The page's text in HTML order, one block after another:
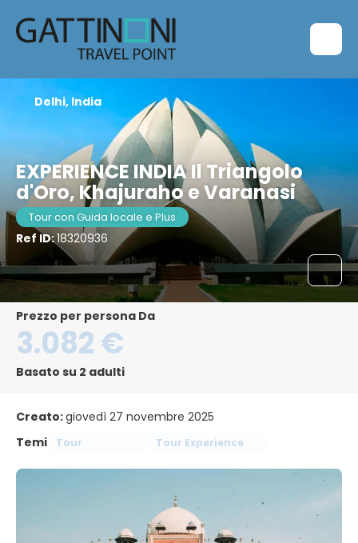
EXPERIENCE INDIA Il Triangolo
d'Oro, Khajuraho e Varanasi
Tour con Guida locale e Plus
Ref ID:18320936
Delhi, India
Prezzo per persona Da
3.082 €
Basato su 2 adulti
Creato:giovedì 27 novembre 2025
Temi
Tour Tour Experience